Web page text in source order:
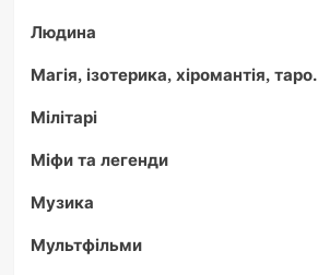
Людина
Магія, ізотерика, хіромантія, таро.
Мілітарі
Міфи та легенди
Музика
Мультфільми